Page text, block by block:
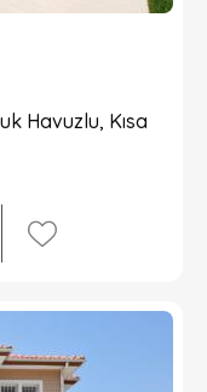
Havuzlu, Kısa